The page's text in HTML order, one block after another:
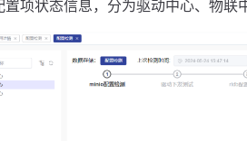
置项状态信息，分为驱动中心、物联